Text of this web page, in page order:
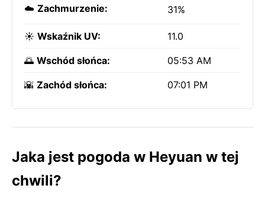
☁️ Zachmurzenie: 31%
☀️ Wskaźnik UV: 11.0
🌅 Wschód słońca: 05:53 AM
🌇 Zachód słońca: 07:01 PM
Jaka jest pogoda w Heyuan w tej
chwili?